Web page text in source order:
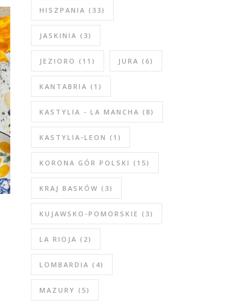
HISZPANIA (33)
JASKINIA (3)
JEZIORO (11) JURA (6)
KANTABRIA (1)
KASTYLIA - LA MANCHA (8)
KASTYLIA-LEON (1)
KORONA GÓR POLSKI (15)
KRAJ BASKÓW (3)
KUJAWSKO-POMORSKIE (3)
LA RIOJA (2)
LOMBARDIA (4)
MAZURY (5)